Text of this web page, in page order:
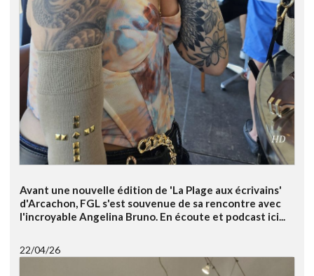
Avant une nouvelle édition de 'La Plage aux écrivains'
d'Arcachon, FGL s'est souvenue de sa rencontre avec
l'incroyable Angelina Bruno. En écoute et podcast ici...
22/04/26